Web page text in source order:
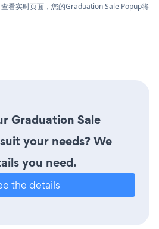
看实时页面，您的Graduation Sale Popup将
Graduation Sale
your needs? We
you need.
the details